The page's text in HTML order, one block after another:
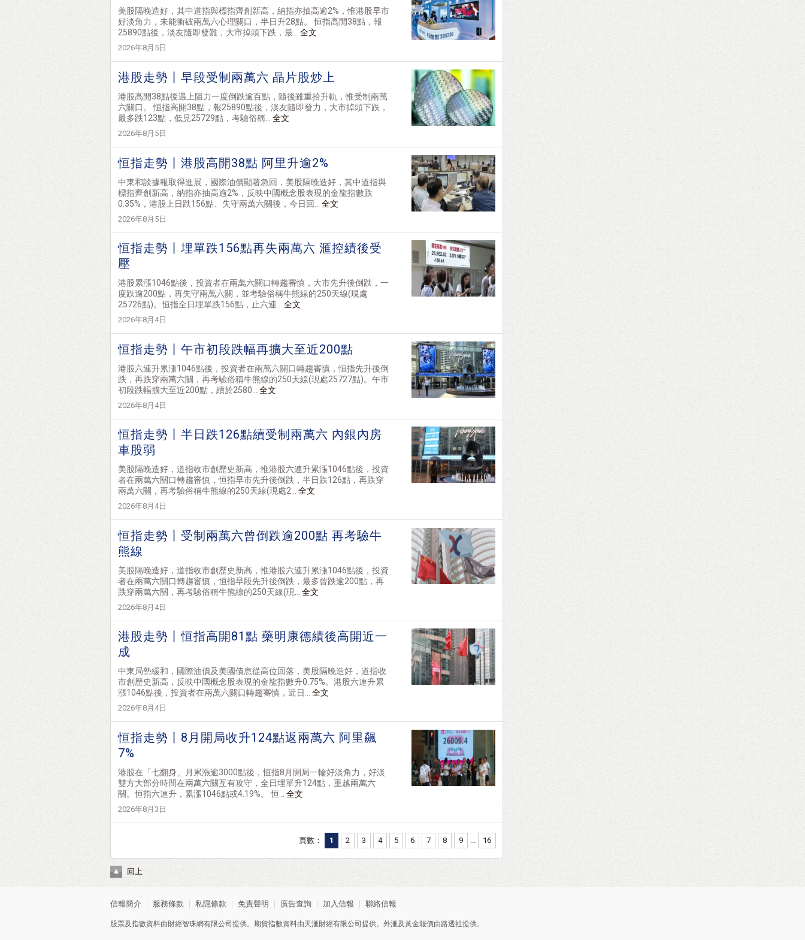
美股隔晚造好，其中道指與標指齊創新高，納指亦抽高逾2%，惟港股早市
好淡角力，未能衝破兩萬六心理關口，半日升28點。 恒指高開38點，報
25890點後，淡友隨即發難，大市掉頭下跌，最... 全文
2026年8月5日
港股走勢丨早段受制兩萬六 晶片股炒上
港股高開38點後遇上阻力一度倒跌逾百點，隨後雖重拾升軌，惟受制兩萬
六關口。 恒指高開38點，報25890點後，淡友隨即發力，大市掉頭下跌，
最多跌123點，低見25729點，考驗俗稱... 全文
2026年8月5日
恒指走勢丨港股高開38點 阿里升逾2%
中東和談據報取得進展，國際油價顯著急回，美股隔晚造好，其中道指與
標指齊創新高，納指亦抽高逾2%，反映中國概念股表現的金龍指數跌
0.35%，港股上日跌156點、失守兩萬六關後，今日回... 全文
2026年8月5日
恒指走勢丨埋單跌156點再失兩萬六 滙控績後受
壓
港股累漲1046點後，投資者在兩萬六關口轉趨審慎，大市先升後倒跌，一
度跌逾200點，再失守兩萬六關，並考驗俗稱牛熊線的250天線(現處
25726點)。恒指全日埋單跌156點，止六連... 全文
2026年8月4日
恒指走勢丨午市初段跌幅再擴大至近200點
港股六連升累漲1046點後，投資者在兩萬六關口轉趨審慎，恒指先升後倒
跌，再跌穿兩萬六關，再考驗俗稱牛熊線的250天線(現處25727點)。午市
初段跌幅擴大至近200點，續於2580... 全文
2026年8月4日
恒指走勢丨半日跌126點續受制兩萬六 內銀內房
車股弱
美股隔晚造好，道指收市創歷史新高，惟港股六連升累漲1046點後，投資
者在兩萬六關口轉趨審慎，恒指早市先升後倒跌，半日跌126點，再跌穿
兩萬六關，再考驗俗稱牛熊線的250天線(現處2... 全文
2026年8月4日
恒指走勢丨受制兩萬六曾倒跌逾200點 再考驗牛
熊線
美股隔晚造好，道指收市創歷史新高，惟港股六連升累漲1046點後，投資
者在兩萬六關口轉趨審慎，恒指早段先升後倒跌，最多曾跌逾200點，再
跌穿兩萬六關，再考驗俗稱牛熊線的250天線(現... 全文
2026年8月4日
港股走勢丨恒指高開81點 藥明康德績後高開近一
成
中東局勢緩和，國際油價及美國債息從高位回落，美股隔晚造好，道指收
市創歷史新高，反映中國概念股表現的金龍指數升0.75%。港股六連升累
漲1046點後，投資者在兩萬六關口轉趨審慎，近日... 全文
2026年8月4日
恒指走勢丨8月開局收升124點返兩萬六 阿里飆
7%
港股在「七翻身」月累漲逾3000點後，恒指8月開局一輪好淡角力，好淡
雙方大部分時間在兩萬六關互有攻守，全日埋單升124點，重越兩萬六
關。恒指六連升，累漲1046點或4.19%。 恒... 全文
2026年8月3日
頁數： 1 2 3 4 5 6 7 8 9 16
回上
信報簡介 服務條款 私隱條款 免責聲明 廣告查詢 加入信報 聯絡信報
股票及指數資料由財經智珠網有限公司提供。期貨指數資料由天滙財經有限公司提供。外滙及黃金報價由路透社提供。